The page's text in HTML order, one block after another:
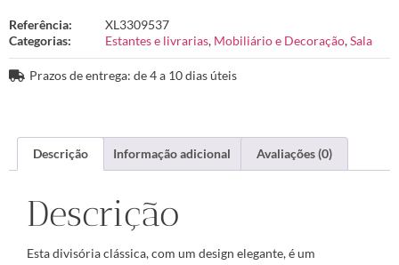
Referência:
XL3309537
Categorias:
Estantes e livrarias, Mobiliário e Decoração,Sala
Prazos de entrega: de 4 a 10 dias úteis
Descrição Informação adicional Avaliações (0)
Descrição
Esta divisória clássica, com um design elegante, é um